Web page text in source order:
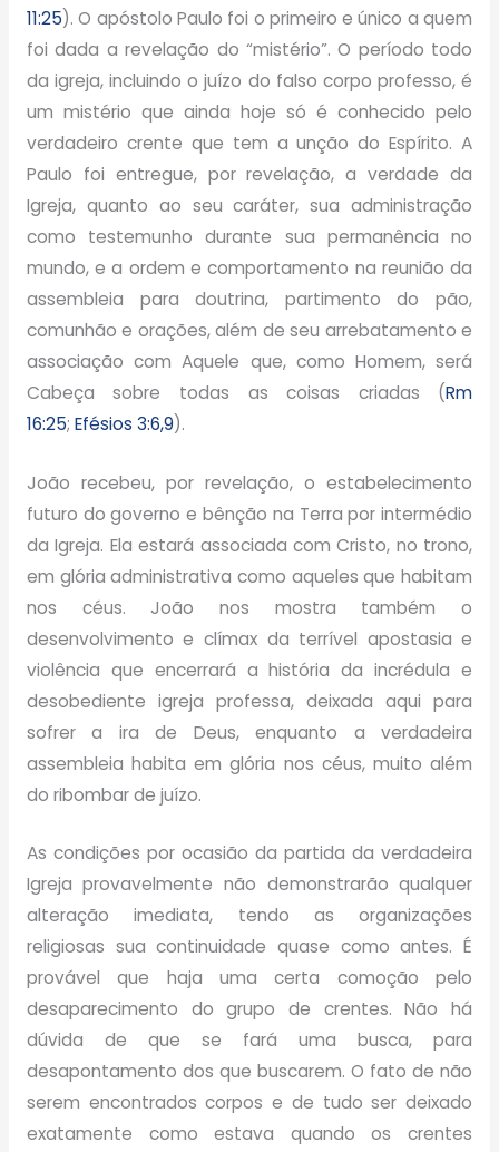
11:25). O apóstolo Paulo foi o primeiro e único a quem
foi dada a revelação do “mistério”. O período todo
da igreja, incluindo o juízo do falso corpo professo, é
um mistério que ainda hoje só é conhecido pelo
verdadeiro crente que tem a unção do Espírito. A
Paulo foi entregue, por revelação, a verdade da
Igreja, quanto ao seu caráter, sua administração
como testemunho durante sua permanência no
mundo, e a ordem e comportamento na reunião da
assembleia para doutrina, partimento do pão,
comunhão e orações, além de seu arrebatamento e
associação com Aquele que, como Homem, será
Cabeça sobre todas as coisas criadas (Rm
16:25; Efésios 3:6,9).
João recebeu, por revelação, o estabelecimento
futuro do governo e bênção na Terra por intermédio
da Igreja. Ela estará associada com Cristo, no trono,
em glória administrativa como aqueles que habitam
nos céus. João nos mostra também o
desenvolvimento e clímax da terrível apostasia e
violência que encerrará a história da incrédula e
desobediente igreja professa, deixada aqui para
sofrer a ira de Deus, enquanto a verdadeira
assembleia habita em glória nos céus, muito além
do ribombar de juízo.
As condições por ocasião da partida da verdadeira
Igreja provavelmente não demonstrarão qualquer
alteração imediata, tendo as organizações
religiosas sua continuidade quase como antes. É
provável que haja uma certa comoção pelo
desaparecimento do grupo de crentes. Não há
dúvida de que se fará uma busca, para
desapontamento dos que buscarem. O fato de não
serem encontrados corpos e de tudo ser deixado
exatamente como estava quando os crentes